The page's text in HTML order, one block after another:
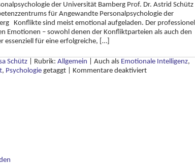
der Universität Bamberg Prof. Dr. Astrid Schütz
für Angewandte Personalpsychologie der
Konflikte sind meist emotional aufgeladen. Der
Emotionen – sowohl denen der Konfliktparteien als auch den
essenziell für eine erfolgreiche, […]
Schütz Rubrik: Allgemein Auch als Emotionale Intelligenz,
, Psychologie getaggt Kommentare deaktiviertfür